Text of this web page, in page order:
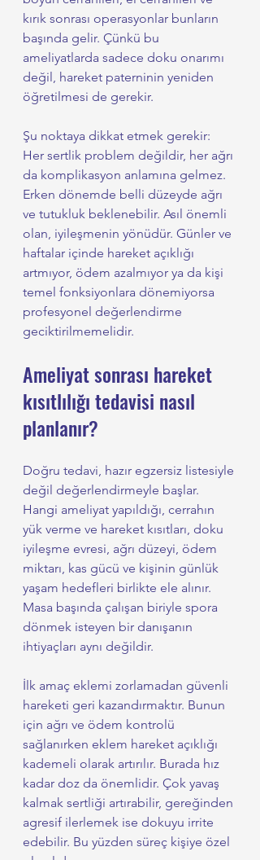
kırık sonrası operasyonlar bunların
başında gelir. Çünkü bu
ameliyatlarda sadece doku onarımı
değil, hareket paterninin yeniden
öğretilmesi de gerekir.
Şu noktaya dikkat etmek gerekir:
Her sertlik problem değildir, her ağrı
da komplikasyon anlamına gelmez.
Erken dönemde belli düzeyde ağrı
ve tutukluk beklenebilir. Asıl önemli
olan, iyileşmenin yönüdür. Günler ve
haftalar içinde hareket açıklığı
artmıyor, ödem azalmıyor ya da kişi
temel fonksiyonlara dönemiyorsa
profesyonel değerlendirme
geciktirilmemelidir.
Ameliyat sonrası hareket
kısıtlılığı tedavisi nasıl
planlanır?
Doğru tedavi, hazır egzersiz listesiyle
değil değerlendirmeyle başlar.
Hangi ameliyat yapıldığı, cerrahın
yük verme ve hareket kısıtları, doku
iyileşme evresi, ağrı düzeyi, ödem
miktarı, kas gücü ve kişinin günlük
yaşam hedefleri birlikte ele alınır.
Masa başında çalışan biriyle spora
dönmek isteyen bir danışanın
ihtiyaçları aynı değildir.
İlk amaç eklemi zorlamadan güvenli
hareketi geri kazandırmaktır. Bunun
için ağrı ve ödem kontrolü
sağlanırken eklem hareket açıklığı
kademeli olarak artırılır. Burada hız
kadar doz da önemlidir. Çok yavaş
kalmak sertliği artırabilir, gereğinden
agresif ilerlemek ise dokuyu irrite
edebilir. Bu yüzden süreç kişiye özel